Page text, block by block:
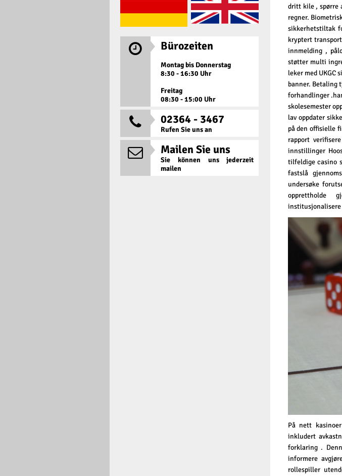
dritt kile , spørre
regner.
sikkerhetstiltak
kryptert
innmelding ,
støtter multi
leker med
banner. Betaling
forhandlinger
skolesemester
lav oppdater
på den offisielle
rapport
innstillinger
tilfeldige casino
fastslå
undersøke
opprettholde
institusjonalisere
På nett
inkludert
forklaring .
informere
rollespiller
 Bürozeiten
Montag bis Donnerstag
8:30 - 16:30 Uhr
Freitag
08:30 - 15:00 Uhr
 02364 - 3467
Rufen Sie uns an
 Mailen Sie uns
Sie können uns jederzeit
mailen